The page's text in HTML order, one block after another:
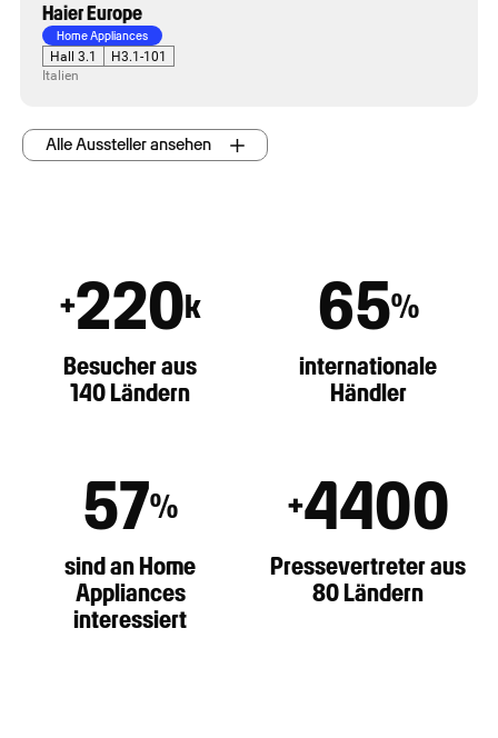
Haier Europe
Home Appliances
Hall 3.1
H3.1-101
Italien
Alle Aussteller ansehen
+220k
Besucher aus
140 Ländern
65%
internationale
Händler
57%
sind an Home
Appliances
interessiert
+4400
Pressevertreter aus
80 Ländern